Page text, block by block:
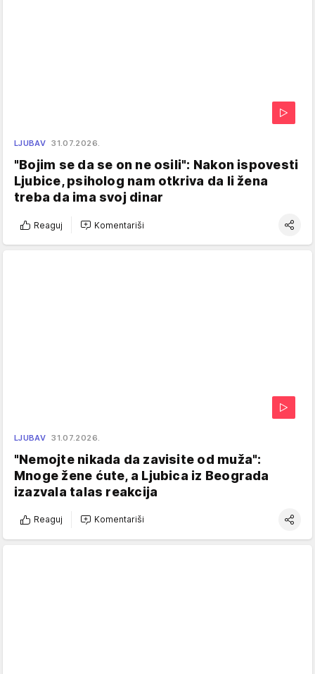
LJUBAV 31.07.2026.
"Bojim se da se on ne osili": Nakon ispovesti
Ljubice, psiholog nam otkriva da li žena
treba da ima svoj dinar
Reaguj Komentariši
LJUBAV 31.07.2026.
"Nemojte nikada da zavisite od muža":
Mnoge žene ćute, a Ljubica iz Beograda
izazvala talas reakcija
Reaguj Komentariši